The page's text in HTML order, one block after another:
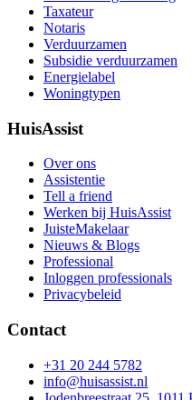
Taxateur
Notaris
Verduurzamen
Subsidie verduurzamen
Energielabel
Woningtypen
HuisAssist
Over ons
Assistentie
Tell a friend
Werken bij HuisAssist
JuisteMakelaar
Nieuws & Blogs
Professional
Inloggen professionals
Privacybeleid
Contact
+31 20 244 5782
info@huisassist.nl